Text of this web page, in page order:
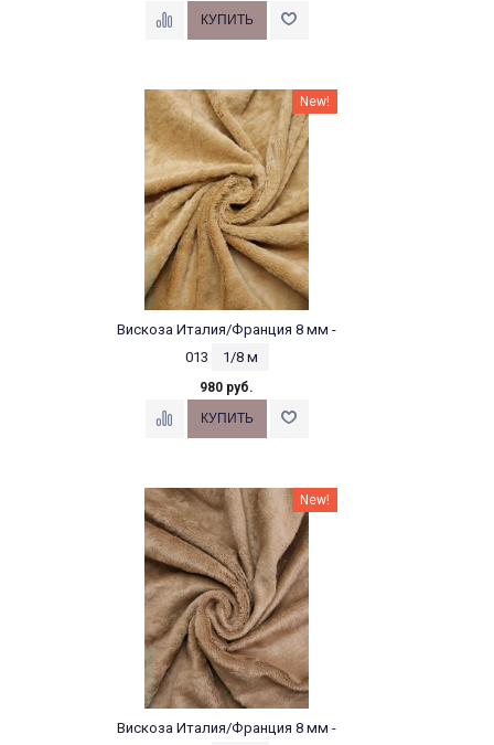
New!
Вискоза Италия/Франция 8 мм -
013
1/8 м
980 руб.
New!
Вискоза Италия/Франция 8 мм -